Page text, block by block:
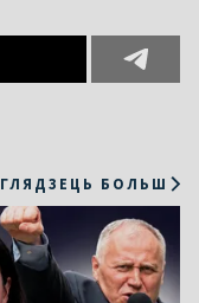
ГЛЯДЗЕЦЬ БОЛЬШ